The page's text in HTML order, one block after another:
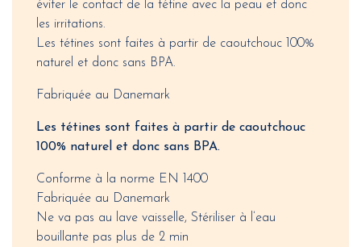
éviter le contact de la tétine avec la peau et donc
les irritations.
Les tétines sont faites à partir de caoutchouc 100%
naturel et donc sans BPA.
Fabriquée au Danemark
Les tétines sont faites à partir de caoutchouc
100% naturel et donc sans BPA.
Conforme à la norme EN 1400
Fabriquée au Danemark
Ne va pas au lave vaisselle, Stériliser à l’eau
bouillante pas plus de 2 min